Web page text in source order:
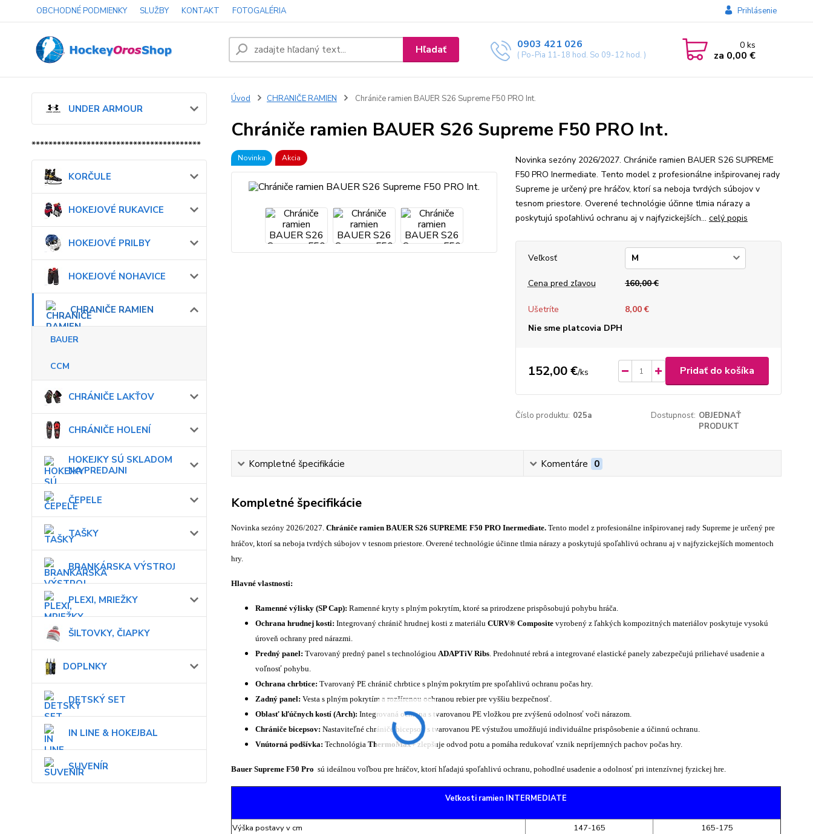
OBCHODNÉ PODMIENKY SLUŽBY KONTAKT FOTOGALÉRIA Prihlásenie
Hľadať 0903 421 026
( Po-Pia 11-18 hod. So 09-12 hod. )
0ks
za 0,00 €
UNDER ARMOUR
****************************************
KORČULE
HOKEJOVÉ RUKAVICE
HOKEJOVÉ PRILBY
HOKEJOVÉ NOHAVICE
CHRANIČE RAMIEN
BAUER
CCM
CHRÁNIČE LAKŤOV
CHRÁNIČE HOLENÍ
HOKEJKY SÚ SKLADOM
NA PREDAJNI
ČEPELE
TAŠKY
BRANKÁRSKA VÝSTROJ
PLEXI, MRIEŽKY
ŠILTOVKY, ČIAPKY
DOPLNKY
DETSKÝ SET
IN LINE & HOKEJBAL
SUVENÍR
Úvod CHRANIČE RAMIEN Chrániče ramien BAUER S26 Supreme F50 PRO Int.
Chrániče ramien BAUER S26 Supreme F50 PRO Int.
Novinka Akcia
Novinka sezóny 2026/2027. Chrániče ramien BAUER S26 SUPREME
F50 PRO Inermediate. Tento model z profesionálne inšpirovanej rady
Supreme je určený pre hráčov, ktorí sa neboja tvrdých súbojov v
tesnom priestore. Overené technológie účinne tlmia nárazy a
poskytujú spoľahlivú ochranu aj v najfyzickejších... celý popis
Veľkosť
Cena pred zľavou 160,00 €
Ušetríte
8,00 €
Nie sme platcovia DPH
152,00 €/ks Pridať do košíka
Číslo produktu: 025a Dostupnosť: OBJEDNAŤ
PRODUKT
Kompletné špecifikácie Komentáre 0
Kompletné špecifikácie
Novinka sezóny 2026/2027. Chrániče ramien BAUER S26 SUPREME F50 PRO Inermediate. Tento model z profesionálne inšpirovanej rady Supreme je určený pre
hráčov, ktorí sa neboja tvrdých súbojov v tesnom priestore. Overené technológie účinne tlmia nárazy a poskytujú spoľahlivú ochranu aj v najfyzickejších momentoch
hry.
Hlavné vlastnosti:
Ramenné výlisky (SP Cap): Ramenné kryty s plným pokrytím, ktoré sa prirodzene prispôsobujú pohybu hráča.
Ochrana hrudnej kosti: Integrovaný chránič hrudnej kosti z materiálu CURV® Compositevyrobený z ľahkých kompozitných materiálov poskytuje vysokú
úroveň ochrany pred nárazmi.
Predný panel: Tvarovaný predný panel s technológiou ADAPTiV Ribs. Predohnuté rebrá a integrované elastické panely zabezpečujú priliehavé usadenie a
voľnosť pohybu.
Ochrana chrbtice: Tvarovaný PE chránič chrbtice s plným pokrytím pre spoľahlivú ochranu počas hry.
Zadný panel: Vesta s plným pokrytím a rozšírenou ochranou rebier pre vyššiu bezpečnosť.
Oblasť kľúčnych kostí (Arch): Integrovaná ochrana s tvarovanou PE vložkou pre zvýšenú odolnosť voči nárazom.
Chrániče bicepsov: Nastaviteľné chrániče bicepsov s tvarovanou PE výstužou umožňujú individuálne prispôsobenie a účinnú ochranu.
Vnútorná podšívka: Technológia ThermoMax+zlepšuje odvod potu a pomáha redukovať vznik nepríjemných pachov počas hry.
Bauer Supreme F50 Pro sú ideálnou voľbou pre hráčov, ktorí hľadajú spoľahlivú ochranu, pohodlné usadenie a odolnosť pri intenzívnej fyzickej hre.
Veľkosti ramien INTERMEDIATE
Výška postavy v cm 147-165
165-175